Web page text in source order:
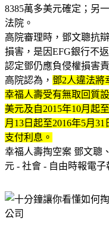
8385萬多美元確定；另
法院。
高院審理時，鄧文聰抗
損害，是因EFG銀行不
認定鄧仍應負侵權損害責
高院認為， 鄧2人違法將
幸福人壽受有無取回質
美元及自2015年10月起
月13日起至2016年5月
支付利息。
幸福人壽掏空案 鄧文聰
元 - 社會 - 自由時報電子